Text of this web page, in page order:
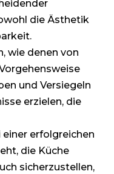
die Ästhetik
wie denen von
und Versiegeln
erzielen, die
einer erfolgreichen
die Küche
sicherzustellen,